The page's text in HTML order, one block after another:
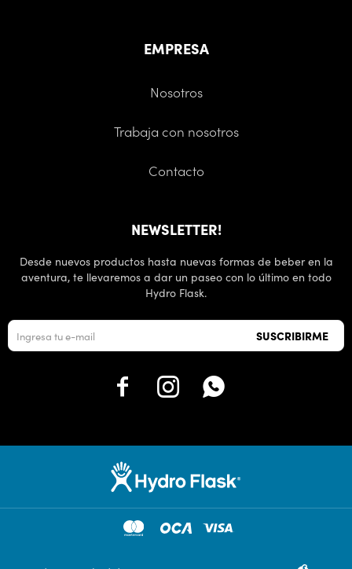
EMPRESA
Nosotros
Trabaja con nosotros
Contacto
NEWSLETTER!
Desde nuevos productos hasta nuevas formas de beber en la
aventura, te llevaremos a dar un paseo con lo último en todo
Hydro Flask.
SUSCRIBIRME
  